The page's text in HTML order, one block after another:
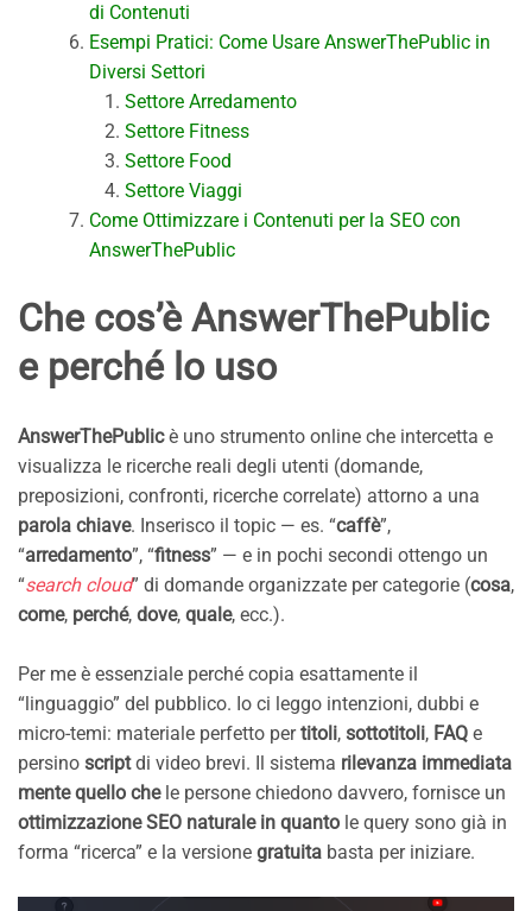
di Contenuti
Esempi Pratici: Come Usare AnswerThePublic in
Diversi Settori
Settore Arredamento
Settore Fitness
Settore Food
Settore Viaggi
Come Ottimizzare i Contenuti per la SEO con
AnswerThePublic
Che cos’èAnswerThePublic
e perché lo uso
AnswerThePublicè uno strumento online che intercetta e
visualizza le ricerche reali degli utenti (domande,
preposizioni, confronti, ricerche correlate) attorno a una
parola chiave. Inserisco il topic — es. “caffè”,
“arredamento”, “fitness” — e in pochi secondi ottengo un
“search cloud” di domande organizzate per categorie (cosa,
come, perché, dove, quale, ecc.).
Per me è essenziale perché copia esattamente il
“linguaggio” del pubblico. Io ci leggo intenzioni, dubbi e
micro-temi: materiale perfetto pertitoli, sottotitoli, FAQ e
persino scriptdi video brevi. Il sistema rilevanza immediata
mente quello che le persone chiedono davvero, fornisce un
ottimizzazione SEO naturale in quanto le query sono già in
forma “ricerca” e la versione gratuita basta per iniziare.